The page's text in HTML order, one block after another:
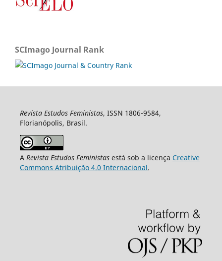
SCImago Journal Rank
Revista Estudos Feministas, ISSN 1806-9584,
Florianópolis, Brasil.
A Revista Estudos Feministasestá sob a licença Creative
Commons Atribuição 4.0 Internacional.